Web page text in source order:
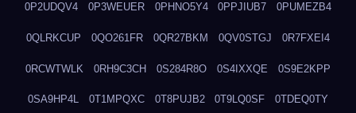
0P2UDQV4 0P3WEUER 0PHNO5Y4 0PPJIUB7 0PUMEZB4
0QLRKCUP 0QO261FR 0QR27BKM 0QV0STGJ 0R7FXEI4
0RCWTWLK 0RH9C3CH 0S284R8O 0S4IXXQE 0S9E2KPP
0SA9HP4L 0T1MPQXC 0T8PUJB2 0T9LQ0SF 0TDEQ0TY